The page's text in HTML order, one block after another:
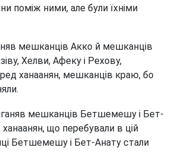
поміж ними, але були їхніми
мешканців Акко й мешканців
Хелви, Афеку і Рехову,
ханаанян, мешканців краю, бо
мешканців Бетшемешу і Бет-
що перебували в цій
Бетшемешу і Бет-Анату стали